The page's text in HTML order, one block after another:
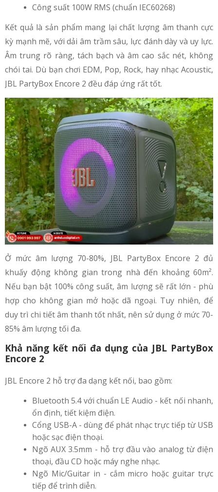
Công suất 100W RMS (chuẩn IEC60268)
Kết quả là sản phẩm mang lại chất lượng âm thanh cực
kỳ mạnh mẽ, với dải âm trầm sâu, lực đánh dày và uy lực.
Âm trung rõ ràng, tách bạch và âm cao sắc nét, không
chói tai. Dù bạn chơi EDM, Pop, Rock, hay nhạc Acoustic,
JBL PartyBox Encore 2 đều đáp ứng rất tốt.
Ở mức âm lượng 70-80%, JBL PartyBox Encore 2 đủ
khuấy động không gian trong nhà đến khoảng 60m².
Nếu bạn bật 100% công suất, âm lượng sẽ rất lớn - phù
hợp cho không gian mở hoặc dã ngoại. Tuy nhiên, để
duy trì chi tiết âm thanh tốt nhất, nên sử dụng ở mức 70-
85% âm lượng tối đa.
Khả năng kết nối đa dụng của JBL PartyBox
Encore 2
JBL Encore 2 hỗ trợ đa dạng kết nối, bao gồm:
Bluetooth 5.4 với chuẩn LE Audio - kết nối nhanh,
ổn định, tiết kiệm điện.
Cổng USB-A - dùng để phát nhạc trực tiếp từ USB
hoặc sạc điện thoại.
Ngõ AUX 3.5mm - hỗ trợ đầu vào analog từ điện
thoại, đầu CD hoặc máy nghe nhạc.
Ngõ Mic/Guitar in - cắm micro hoặc guitar trực
tiếp để trình diễn.